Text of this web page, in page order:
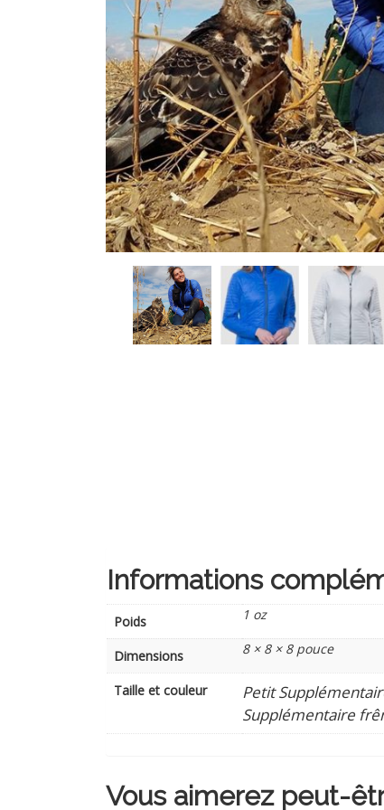
Informations
Poids 1 oz
Dimensions 8 × 8 × 8 pouce
Taille et couleur
Petit
Supplémentaire
Vous aimerez peut-